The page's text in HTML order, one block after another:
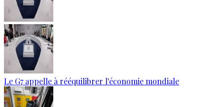
Le G7 appelle à rééquilibrer l'économie mondiale